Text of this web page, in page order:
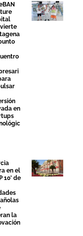
en
en el
10’ de
la